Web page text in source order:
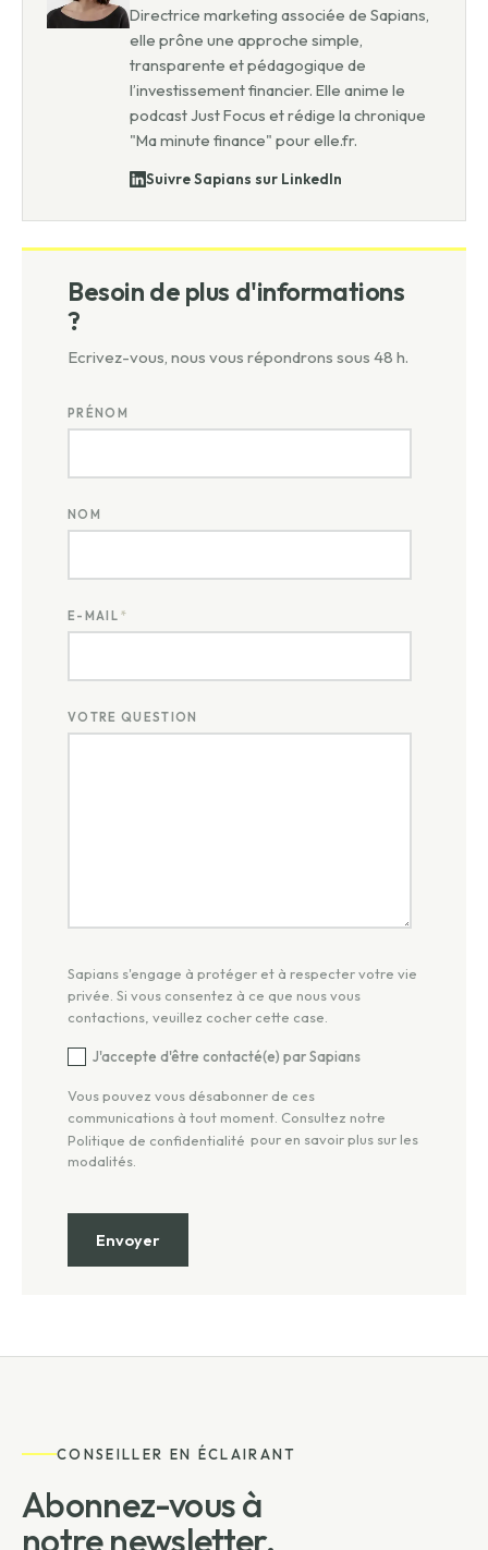
Directrice marketing associée de Sapians,
elle prône une approche simple,
transparente et pédagogique de
l’investissement financier. Elle anime le
podcast Just Focus et rédige la chronique
"Ma minute finance" pour elle.fr.
Suivre Sapians sur LinkedIn
Besoin de plus d'informations
?
Ecrivez-vous, nous vous répondrons sous 48 h.
PRÉNOM
NOM
E-MAIL *
VOTRE QUESTION
Sapians s'engage à protéger et à respecter votre vie
privée. Si vous consentez à ce que nous vous
contactions, veuillez cocher cette case.
J'accepte d'être contacté(e) par Sapians
Vous pouvez vous désabonner de ces
communications à tout moment. Consultez notre
Politique de confidentialité pour en savoir plus sur les
modalités.
CONSEILLER EN ÉCLAIRANT
Abonnez-vous à
notre newsletter.